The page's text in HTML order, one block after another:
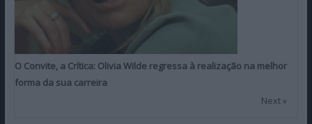
O Convite, a Crítica: Olivia Wilde regressa à realização na melhor
forma da sua carreira
Next »